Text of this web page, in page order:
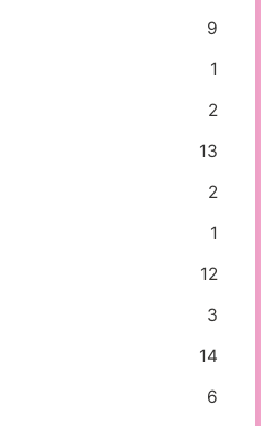
9
1
2
13
2
1
12
3
14
6